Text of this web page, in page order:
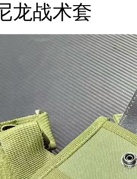
龙战术套